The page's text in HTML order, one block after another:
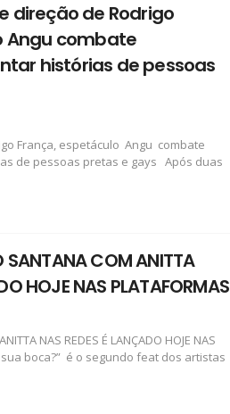
direção de Rodrigo
Angu combate
histórias de pessoas
França, espetáculo Angu combate
de pessoas pretas e gays Após duas
SANTANA COM ANITTA
HOJE NAS PLATAFORMAS
NAS REDES É LANÇADO HOJE NAS
sua boca?” é o segundo feat dos artistas